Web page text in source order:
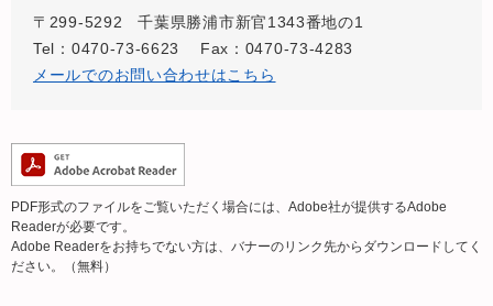
〒299-5292
千葉県勝浦市新官1343番地の1
Tel：0470-73-6623
Fax：0470-73-4283
メールでのお問い合わせはこちら
PDF形式のファイルをご覧いただく場合には、Adobe社が提供するAdobe
Readerが必要です。
Adobe Readerをお持ちでない方は、バナーのリンク先からダウンロードしてく
ださい。（無料）